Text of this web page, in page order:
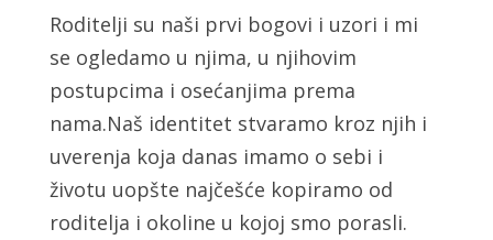
Roditelji su naši prvi bogovi i uzori i mi
se ogledamo u njima, u njihovim
postupcima i osećanjima prema
nama.Naš identitet stvaramo kroz njih i
uverenja koja danas imamo o sebi i
životu uopšte najčešće kopiramo od
roditelja i okoline u kojoj smo porasli.